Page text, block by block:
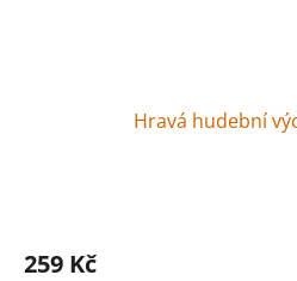
Hravá hudební
259 Kč